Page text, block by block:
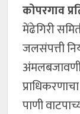
कोपरगाव
मेंढेगिरी
जलसंपत्ती
पाणी